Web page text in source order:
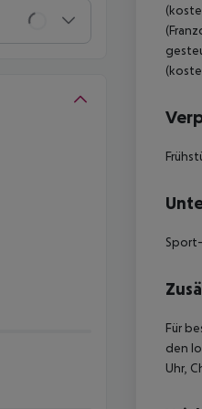
Für
den
Uhr,